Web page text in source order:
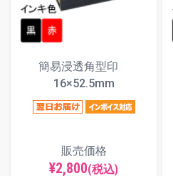
簡易浸透角型印
16×52.5mm
販売価格
¥2,800(税込)